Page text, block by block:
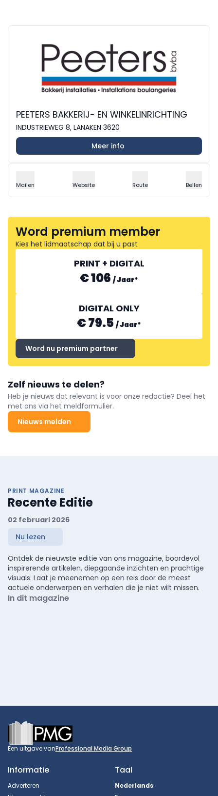
PEETERS BAKKERIJ- EN WINKELINRICHTING
INDUSTRIEWEG 8, LANAKEN 3620
Meer info
Mailen Website Route Bellen
Word premium member
Kies het lidmaatschap dat bij u past
PRINT + DIGITAL
€ 106 /Jaar*
DIGITAL ONLY
€ 79.5 /Jaar*
Word nu premium partner
Zelf nieuws te delen?
Heb je nieuws dat relevant is voor onze redactie? Deel het
met ons via het meldformulier.
Nieuws melden
PRINT MAGAZINE
Recente Editie
02 februari 2026
Nu lezen
Ontdek de nieuwste editie van ons magazine, boordevol
inspirerende artikelen, diepgaande inzichten en prachtige
visuals. Laat je meenemen op een reis door de meest
actuele onderwerpen en verhalen die je niet wilt missen.
In dit magazine
Footer
Een uitgave vanProfessional Media Group
Informatie
Adverteren
Taal
Nederlands